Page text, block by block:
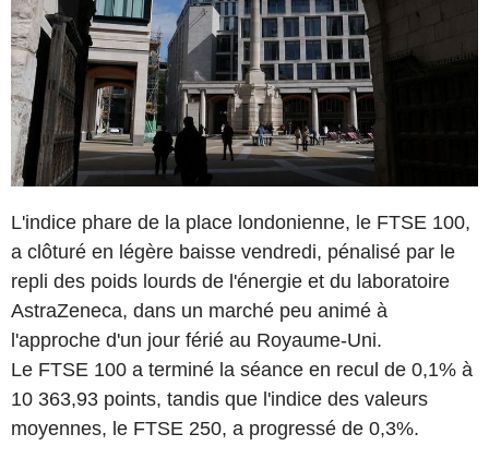
L'indice phare de la place londonienne, le FTSE 100,
a clôturé en légère baisse vendredi, pénalisé par le
repli des poids lourds de l'énergie et du laboratoire
AstraZeneca, dans un marché peu animé à
l'approche d'un jour férié au Royaume-Uni.
Le FTSE 100 a terminé la séance en recul de 0,1% à
10 363,93 points, tandis que l'indice des valeurs
moyennes, le FTSE 250, a progressé de 0,3%.